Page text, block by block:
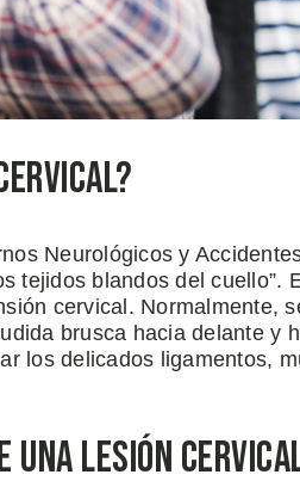
Neurológicos y
tejidos blandos del cuello”.
cervical. Normalmente,
brusca hacia delante y
los delicados ligamentos,
una Lesión